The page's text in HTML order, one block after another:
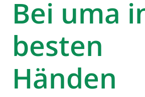
Bei uma
besten
Händen